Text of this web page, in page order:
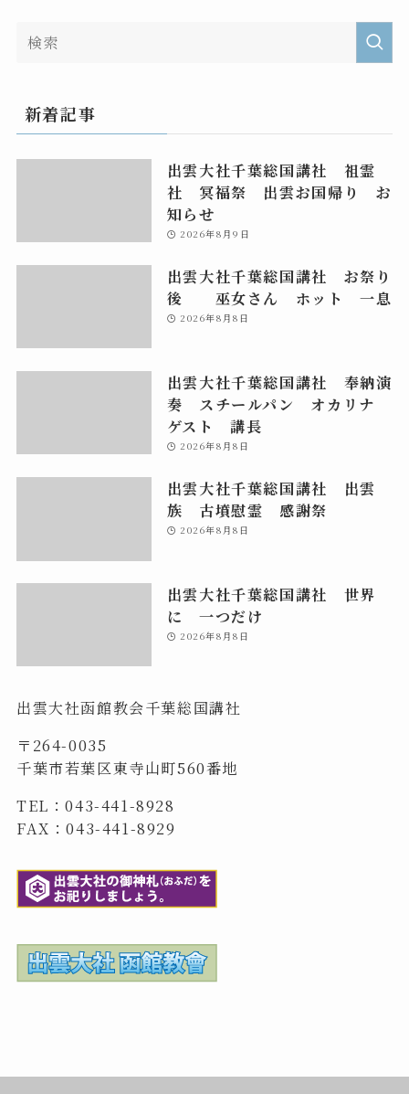
新着記事
出雲大社千葉総国講社 祖霊
社 冥福祭 出雲お国帰り お
知らせ
2026年8月9日
出雲大社千葉総国講社 お祭り
後 巫女さん ホット 一息
2026年8月8日
出雲大社千葉総国講社 奉納演
奏 スチールパン オカリナ
ゲスト 講長
2026年8月8日
出雲大社千葉総国講社 出雲
族 古墳慰霊 感謝祭
2026年8月8日
出雲大社千葉総国講社 世界
に 一つだけ
2026年8月8日
出雲大社函館教会千葉総国講社
〒264-0035
千葉市若葉区東寺山町560番地
TEL：043-441-8928
FAX：043-441-8929